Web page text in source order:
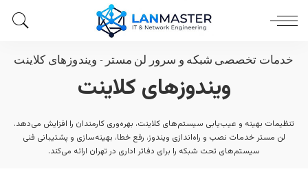
خدمات تخصصی شبکه و سرور لن مستر - ویندوزهای کلاینت
ویندوزهای کلاینت
تنظیمات بهینه و عیب‌یابی سیستم‌های کلاینت، بهره‌وری کارمندان را افزایش می‌دهد.
لن مستر خدمات نصب و راه‌اندازی ویندوز، رفع خطا، بهینه‌سازی و پشتیبانی فنی
سیستم‌های تحت شبکه را برای دفاتر اداری در تهران ارائه می‌کند.